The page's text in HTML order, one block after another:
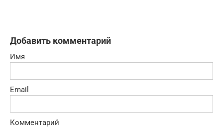
Добавить комментарий
Имя
Email
Комментарий